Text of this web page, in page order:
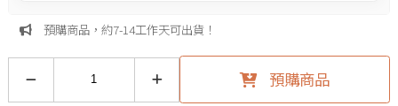
預購商品，約7-14工作天可出貨！
預購商品